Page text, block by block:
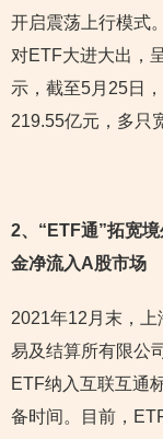
开启震荡上行模式
对ETF大进大出，
示，截至5月25日
219.55亿元，多只
2、“ETF通”拓宽
金净流入A股市场
2021年12月末，
易及结算所有限公
ETF纳入互联互通
备时间。目前，